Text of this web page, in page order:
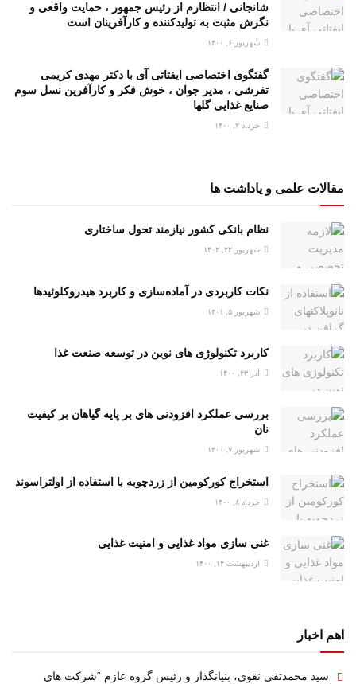
شانجانی / انتظارم از رئیس جمهور ، حمایت واقعی و
نگرش مثبت به تولیدکننده و کارآفرینان است
شهریور ۶, ۱۴۰۰
گفتگوی اختصاصی ایفتاتی آی با دکتر مهدی کریمی
تفرشی ، مدیر جوان ، خوش فکر و کارآفرین نسل سوم
صنایع غذایی گلها
خرداد ۲, ۱۴۰۰
مقالات علمی و یاداشت ها
نظام بانکی کشور نیازمند تحول ساختاری
شهریور ۲۲, ۱۴۰۲
نکات کاربردی در آماده‌سازی و کاربرد هیدروکلوئیدها
شهریور ۵, ۱۴۰۱
کاربرد تکنولوژی های نوین در توسعه صنعت غذا
آذر ۲۳, ۱۴۰۰
بررسی عملکرد افزودنی های بر پایه گیاهان بر کیفیت
نان
شهریور ۷, ۱۴۰۰
استخراج کورکومین از زردچوبه با استفاده از اولتراسوند
خرداد ۸, ۱۴۰۰
غنی سازی مواد غذایی و امنیت غذایی
اردیبهشت ۱۴, ۱۴۰۰
اهم اخبار
سید محمدتقی نقوی، بنیانگذار و رئیس گروه عازم “شرکت های